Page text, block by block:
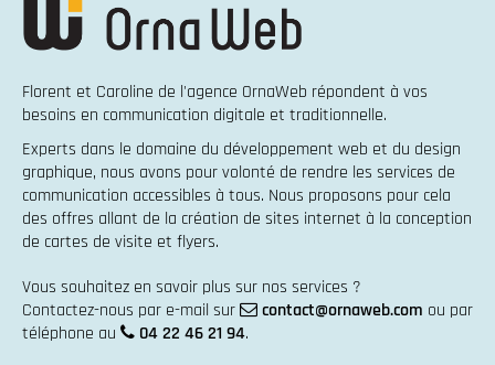
Florent et Caroline de l'agence OrnaWeb répondent à vos
besoins en communication digitale et traditionnelle.
Experts dans le domaine du développement web et du design
graphique, nous avons pour volonté de rendre les services de
communication accessibles à tous. Nous proposons pour cela
des offres allant de la création de sites internet à la conception
de cartes de visite et flyers.
Vous souhaitez en savoir plus sur nos services ?
Contactez-nous par e-mail sur
contact@ornaweb.com ou par
téléphone au
04 22 46 21 94.